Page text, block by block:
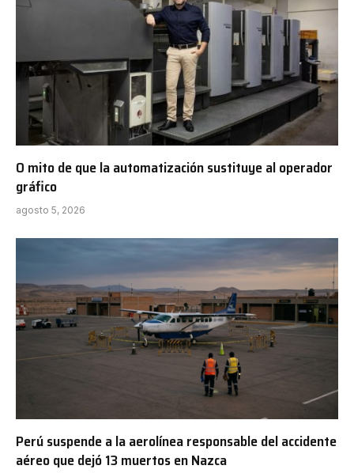
O mito de que la automatización sustituye al operador
gráfico
agosto 5, 2026
Perú suspende a la aerolínea responsable del accidente
aéreo que dejó 13 muertos en Nazca